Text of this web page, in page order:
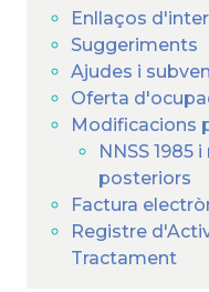
Enllaços
Suggeriments
Ajudes i
Oferta
Modificacions
NNSS 1985
posteriors
Factura
Registre
Tractament